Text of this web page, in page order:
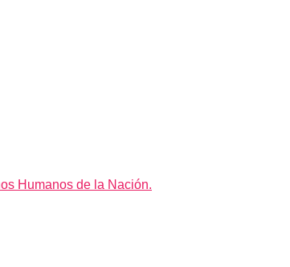
Humanos de la Nación.